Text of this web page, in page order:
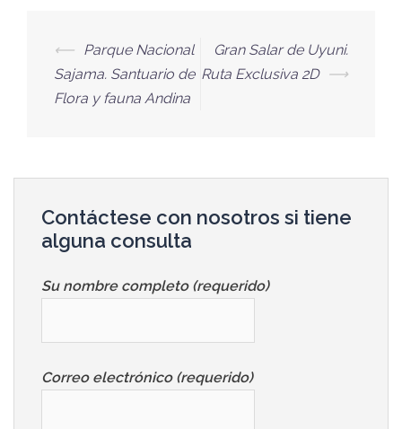
⟵ Parque Nacional
Sajama. Santuario de
Flora y fauna Andina
Gran Salar de Uyuni.
Ruta Exclusiva 2D
⟶
Contáctese con nosotros si tiene
alguna consulta
Su nombre completo (requerido)
Correo electrónico (requerido)